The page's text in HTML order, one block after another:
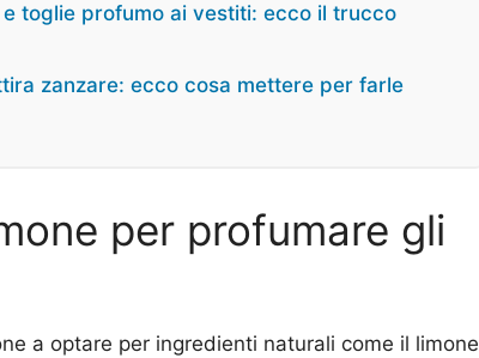
e toglie profumo ai vestiti: ecco il trucco
zanzare: ecco cosa mettere per farle
per profumare gli
a optare per ingredienti naturali come il limone